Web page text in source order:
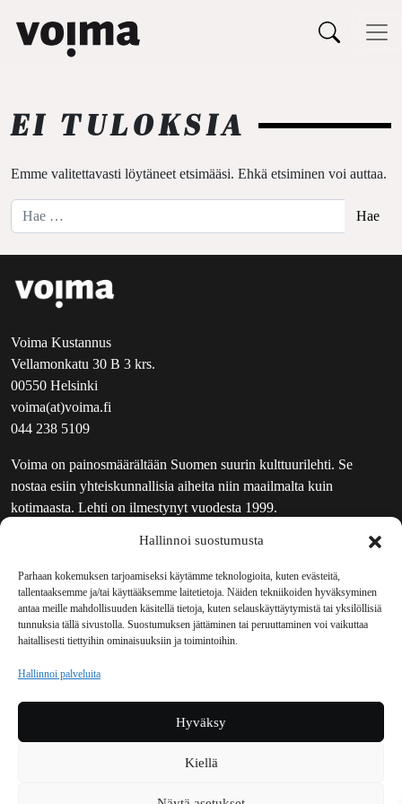
Hallinnoi suostumusta
Parhaan kokemuksen tarjoamiseksi käytämme teknologioita, kuten evästeitä,
tallentaaksemme ja/tai käyttääksemme laitetietoja. Näiden tekniikoiden hyväksyminen
antaa meille mahdollisuuden käsitellä tietoja, kuten selauskäyttäytymistä tai yksilöllisiä
tunnuksia tällä sivustolla. Suostumuksen jättäminen tai peruuttaminen voi vaikuttaa
haitallisesti tiettyihin ominaisuuksiin ja toimintoihin.
Hallinnoi palveluita
Hyväksy
Kiellä
Päävalikko
EI TULOKSIA
Emme valitettavasti löytäneet etsimääsi. Ehkä etsiminen voi auttaa.
Hae:
Voima Kustannus
Vellamonkatu 30 B 3 krs.
00550 Helsinki
voima(at)voima.fi
044 238 5109
Voima on painosmäärältään Suomen suurin kulttuurilehti. Se
nostaa esiin yhteiskunnallisia aiheita niin maailmalta kuin
kotimaasta. Lehti on ilmestynyt vuodesta 1999.
UUTISKIRJE
MAINOSTAJILLE
VASTAMAINOKSET
JAKELUPAIKAT
REKISTERISELOSTE
TILAUKSEN PERUUTUSPYYNTÖ
TILAUSOHJEET JA -EHDOT